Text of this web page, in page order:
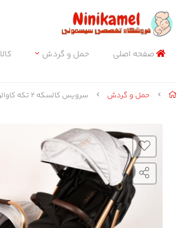
صفحه اصلی حمل و گردش
حمل و گردش سرویس کالسکه ۲ تکه کاوالو Cavalo چمدانی (طوسی)